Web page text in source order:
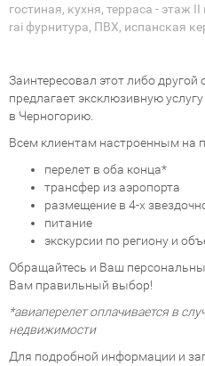
гостиная, кухня, терраса - этаж
rai фурнитура, ПВХ, испанская
Заинтересовал этот либо
предлагает эксклюзивную
в Черногорию.
Всем клиентам настроенным на
перелет в оба конца*
трансфер из аэропорта
размещение в 4-х
питание
экскурсии по региону и
Обращайтесь и Ваш
Вам правильный выбор!
*авиаперелет оплачивается в
недвижимости
Для подробной информации и